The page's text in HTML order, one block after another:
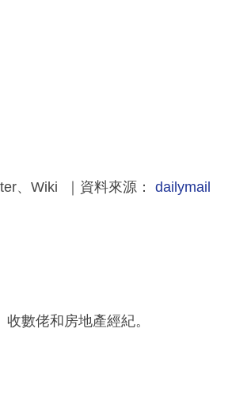
、Wiki ｜資料來源： dailymail
數佬和房地產經紀。